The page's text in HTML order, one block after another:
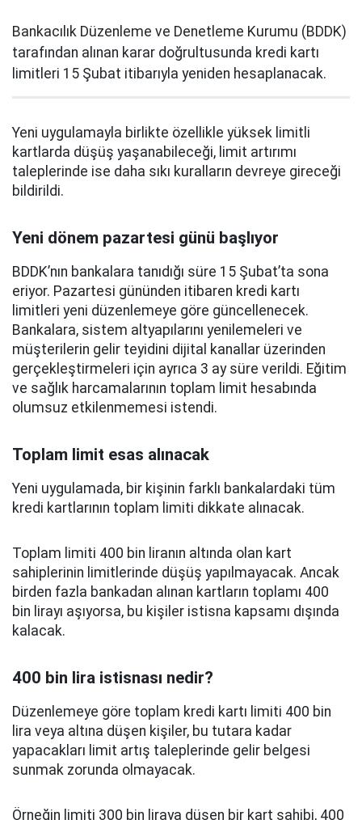
Bankacılık Düzenleme ve Denetleme Kurumu (BDDK)
tarafından alınan karar doğrultusunda kredi kartı
limitleri 15 Şubat itibarıyla yeniden hesaplanacak.
Yeni uygulamayla birlikte özellikle yüksek limitli
kartlarda düşüş yaşanabileceği, limit artırımı
taleplerinde ise daha sıkı kuralların devreye gireceği
bildirildi.
Yeni dönem pazartesi günü başlıyor
BDDK’nın bankalara tanıdığı süre 15 Şubat’ta sona
eriyor. Pazartesi gününden itibaren kredi kartı
limitleri yeni düzenlemeye göre güncellenecek.
Bankalara, sistem altyapılarını yenilemeleri ve
müşterilerin gelir teyidini dijital kanallar üzerinden
gerçekleştirmeleri için ayrıca 3 ay süre verildi. Eğitim
ve sağlık harcamalarının toplam limit hesabında
olumsuz etkilenmemesi istendi.
Toplam limit esas alınacak
Yeni uygulamada, bir kişinin farklı bankalardaki tüm
kredi kartlarının toplam limiti dikkate alınacak.
Toplam limiti 400 bin liranın altında olan kart
sahiplerinin limitlerinde düşüş yapılmayacak. Ancak
birden fazla bankadan alınan kartların toplamı 400
bin lirayı aşıyorsa, bu kişiler istisna kapsamı dışında
kalacak.
400 bin lira istisnası nedir?
Düzenlemeye göre toplam kredi kartı limiti 400 bin
lira veya altına düşen kişiler, bu tutara kadar
yapacakları limit artış taleplerinde gelir belgesi
sunmak zorunda olmayacak.
Örneğin limiti 300 bin liraya düşen bir kart sahibi, 400